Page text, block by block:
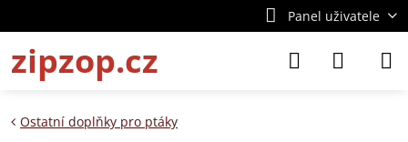
Panel uživatele
zipzop.cz
Ostatní doplňky pro ptáky